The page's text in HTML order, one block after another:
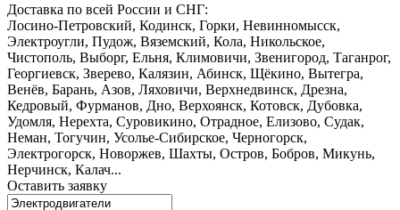
Доставка по всей России и СНГ:
Лосино-Петровский, Кодинск, Горки, Невинномысск,
Электроугли, Пудож, Вяземский, Кола, Никольское,
Чистополь, Выборг, Ельня, Климовичи, Звенигород, Таганрог,
Георгиевск, Зверево, Калязин, Абинск, Щёкино, Вытегра,
Венёв, Барань, Азов, Ляховичи, Верхнедвинск, Дрезна,
Кедровый, Фурманов, Дно, Верхоянск, Котовск, Дубовка,
Удомля, Нерехта, Суровикино, Отрадное, Елизово, Судак,
Неман, Тогучин, Усолье-Сибирское, Черногорск,
Электрогорск, Новоржев, Шахты, Остров, Бобров, Микунь,
Нерчинск, Калач...
Оставить заявку